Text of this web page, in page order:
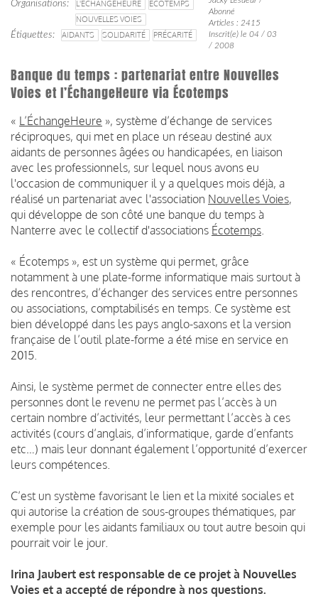
Organisations L'ECHANGEHEURE
ECOTEMPS
NOUVELLES VOIES
Étiquettes
AIDANTS SOLIDARITÉ PRÉCARITÉ
Abonné
Articles : 2415
Inscrit(e) le 04 / 03
/ 2008
Banque du temps : partenariat entre Nouvelles
Voies et l’ÉchangeHeure via Écotemps
« L’ÉchangeHeure », système d’échange de services
réciproques, qui met en place un réseau destiné aux
aidants de personnes âgées ou handicapées, en liaison
avec les professionnels, sur lequel nous avons eu
l'occasion de communiquer il y a quelques mois déjà, a
réalisé un partenariat avec l'association Nouvelles Voies,
qui développe de son côté une banque du temps à
Nanterre avec le collectif d'associations Écotemps
« Écotemps », est un système qui permet, grâce
notamment à une plate-forme informatique mais surtout à
des rencontres, d’échanger des services entre personnes
ou associations, comptabilisés en temps. Ce système est
bien développé dans les pays anglo-saxons et la version
française de l’outil plate-forme a été mise en service en
2015.
Ainsi, le système permet de connecter entre elles des
personnes dont le revenu ne permet pas l’accès à un
certain nombre d’activités, leur permettant l’accès à ces
activités (cours d’anglais, d’informatique, garde d’enfants
etc…) mais leur donnant également l’opportunité d’exercer
leurs compétences.
C’est un système favorisant le lien et la mixité sociales et
qui autorise la création de sous-groupes thématiques, par
exemple pour les aidants familiaux ou tout autre besoin qui
pourrait voir le jour.
Irina Jaubert est responsable de ce projet à Nouvelles
Voies et a accepté de répondre à nos questions.